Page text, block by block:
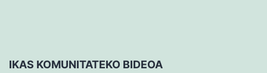
IKAS KOMUNITATEKO BIDEOA